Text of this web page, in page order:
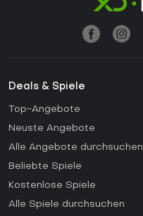
Deals & Spiele
Top-Angebote
Neuste Angebote
Alle Angebote durchsuchen
Beliebte Spiele
Kostenlose Spiele
Alle Spiele durchsuchen